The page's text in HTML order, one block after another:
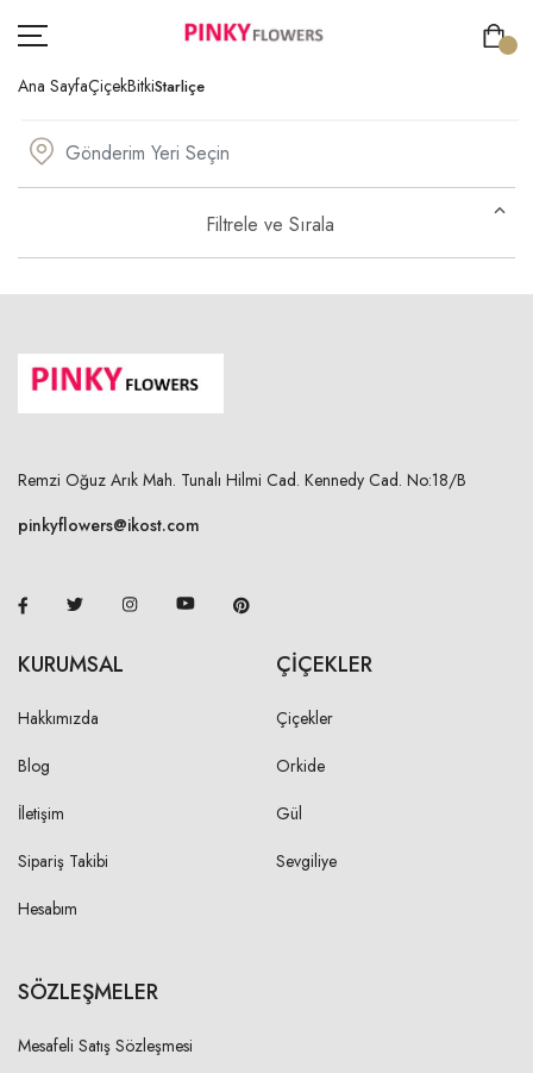
ÇİÇEK
ÖZEL GÜNLER
KİŞİYE ÖZEL
Ana SayfaÇiçekBitkiStarliçe
Filtrele ve Sırala
Remzi Oğuz Arık Mah. Tunalı Hilmi Cad. Kennedy Cad. No:18/B
pinkyflowers@ikost.com
KURUMSAL
Hakkımızda
Blog
İletişim
Sipariş Takibi
Hesabım
ÇİÇEKLER
Çiçekler
Orkide
Gül
Sevgiliye
SÖZLEŞMELER
Mesafeli Satış Sözleşmesi